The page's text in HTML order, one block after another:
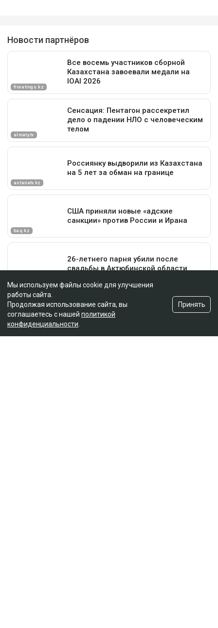
Мы используем файлы cookie для улучшения
работы сайта.
Продолжая использование сайта, вы
соглашаетесь с нашей политикой
конфиденциальности
Принять